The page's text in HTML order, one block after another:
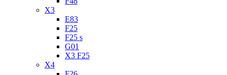
X3
E83
F25
F25 s
G01
X3 F25
X4